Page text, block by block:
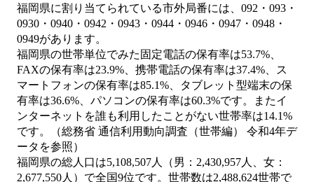
福岡県に割り当てられている市外局番には、092・093・
0930・0940・0942・0943・0944・0946・0947・0948・
0949があります。
福岡県の世帯単位でみた固定電話の保有率は53.7%、
FAXの保有率は23.9%、携帯電話の保有率は37.4%、ス
マートフォンの保有率は85.1%、タブレット型端末の保
有率は36.6%、パソコンの保有率は60.3%です。またイ
ンターネットを誰も利用したことがない世帯率は14.1%
です。（総務省 通信利用動向調査（世帯編） 令和4年デ
ータを参照）
福岡県の総人口は5,108,507人（男：2,430,957人、女：
2,677,550人）で全国9位です。世帯数は2,488,624世帯で